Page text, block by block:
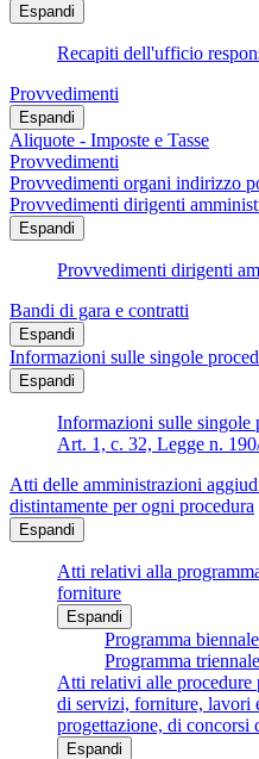
Espandi
Recapiti dell'ufficio
Provvedimenti
Espandi
Aliquote - Imposte e Tasse
Provvedimenti
Provvedimenti organi indirizzo
Provvedimenti dirigenti
Espandi
Provvedimenti dirigenti
Bandi di gara e contratti
Espandi
Informazioni sulle singole
Espandi
Informazioni sulle singole
Art. 1, c. 32, Legge n.
Atti delle amministrazioni
distintamente per ogni procedura
Espandi
Atti relativi alla
forniture
Espandi
Programma
Programma
Atti relativi alle
di servizi, forniture, lavori
progettazione, di concorsi
Espandi